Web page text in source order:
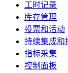
工时记录
库存管理
投票和活动
持续集成和
指标采集
控制面板